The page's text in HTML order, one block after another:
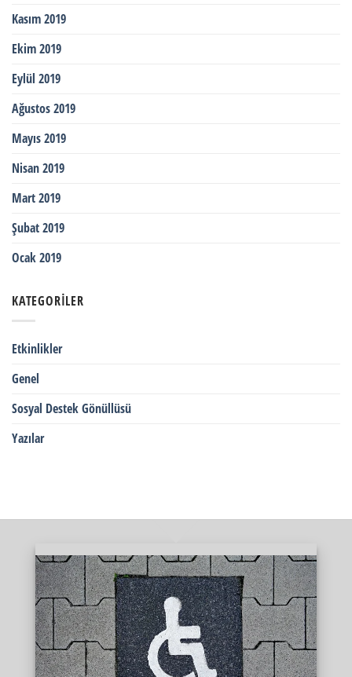
Kasım 2019
Ekim 2019
Eylül 2019
Ağustos 2019
Mayıs 2019
Nisan 2019
Mart 2019
Şubat 2019
Ocak 2019
KATEGORILER
Etkinlikler
Genel
Sosyal Destek Gönüllüsü
Yazılar